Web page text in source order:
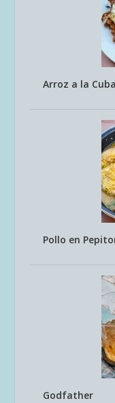
Arroz a la
Pollo en
Godfather